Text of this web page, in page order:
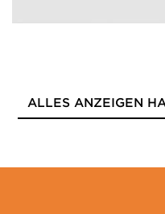
ALLES ANZEIGEN